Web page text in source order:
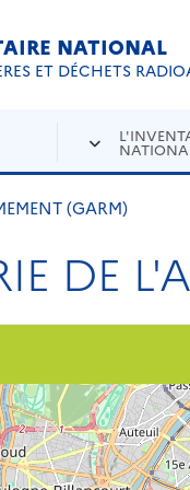
NATIONAL
ET DÉCHETS
(GARM)
DE